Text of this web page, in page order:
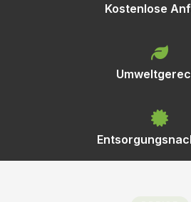
Kostenlose